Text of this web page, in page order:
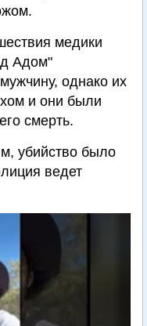
медики
Адом"
однако их
и они были
смерть.
убийство было
ведет